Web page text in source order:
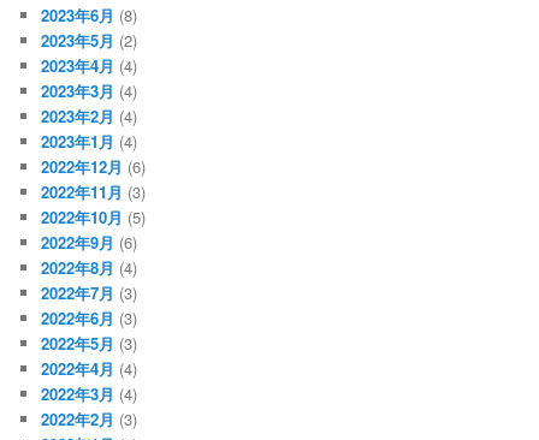
2023年6月 (8)
2023年5月 (2)
2023年4月 (4)
2023年3月 (4)
2023年2月 (4)
2023年1月 (4)
2022年12月 (6)
2022年11月 (3)
2022年10月 (5)
2022年9月 (6)
2022年8月 (4)
2022年7月 (3)
2022年6月 (3)
2022年5月 (3)
2022年4月 (4)
2022年3月 (4)
2022年2月 (3)